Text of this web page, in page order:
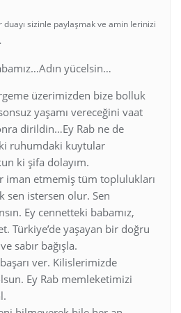
sizinle paylaşmak ve amin lerinizi
yücelsin…
üzerimizden bize bolluk
yaşamı vereceğini vaat
dirildin…Ey Rab ne de
ruhumdaki kuytular
ki şifa dolayım.
iman etmemiş tüm toplulukları
sen istersen olur. Sen
Ey cennetteki babamız,
Türkiye’de yaşayan bir doğru
sabır bağışla.
ver. Kilislerimizde
Ey Rab memleketimizi